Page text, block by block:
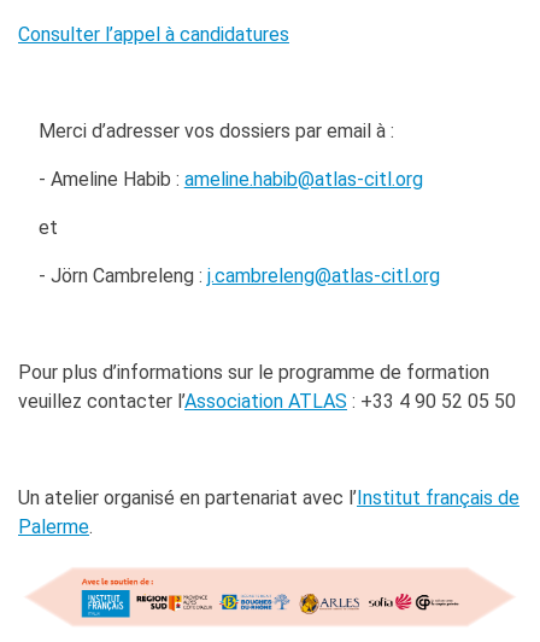
Consulter l’appel à candidatures
Merci d’adresser vos dossiers par email à :
- Ameline Habib : ameline.habib@atlas-citl.org
et
- Jörn Cambreleng : j.cambreleng@atlas-citl.org
Pour plus d’informations sur le programme de formation
veuillez contacter l’Association ATLAS : +33 4 90 52 05 50
Un atelier organisé en partenariat avec l’Institut français de
Palerme.